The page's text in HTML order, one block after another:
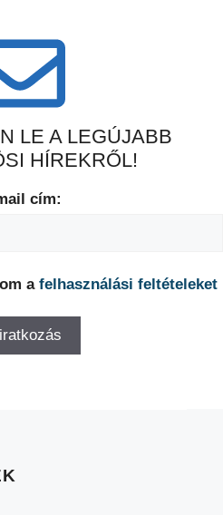
LE A LEGÚJABB
HÍREKRŐL!
cím:
a felhasználási feltételeket